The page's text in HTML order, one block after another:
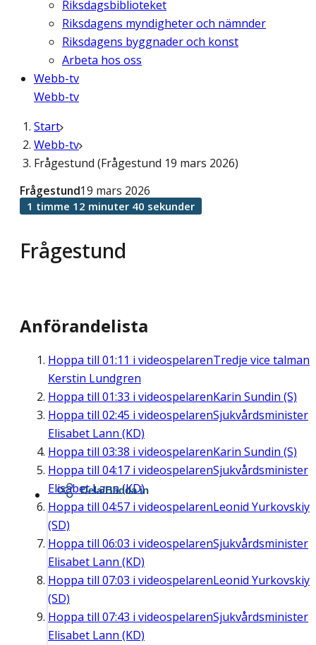
Riksdagsbiblioteket
Riksdagens myndigheter och nämnder
Riksdagens byggnader och konst
Arbeta hos oss
Webb-tv
Webb-tv
Start
Webb-tv
Frågestund (Frågestund 19 mars 2026)
Frågestund
Frågestund19 mars 2026
1 timme 12 minuter 40 sekunder
Anförandelista
Hoppa till 01:11 i videospelarenTredje vice talman
Kerstin Lundgren
Hoppa till 01:33 i videospelarenKarin Sundin (S)
Hoppa till 02:45 i videospelarenSjukvårdsminister
Elisabet Lann (KD)
Hoppa till 03:38 i videospelarenKarin Sundin (S)
Hoppa till 04:17 i videospelarenSjukvårdsminister
Elisabet Lann (KD)
Hoppa till 04:57 i videospelarenLeonid Yurkovskiy
(SD)
Hoppa till 06:03 i videospelarenSjukvårdsminister
Elisabet Lann (KD)
Hoppa till 07:03 i videospelarenLeonid Yurkovskiy
(SD)
Hoppa till 07:43 i videospelarenSjukvårdsminister
Elisabet Lann (KD)
Dela/Bädda in